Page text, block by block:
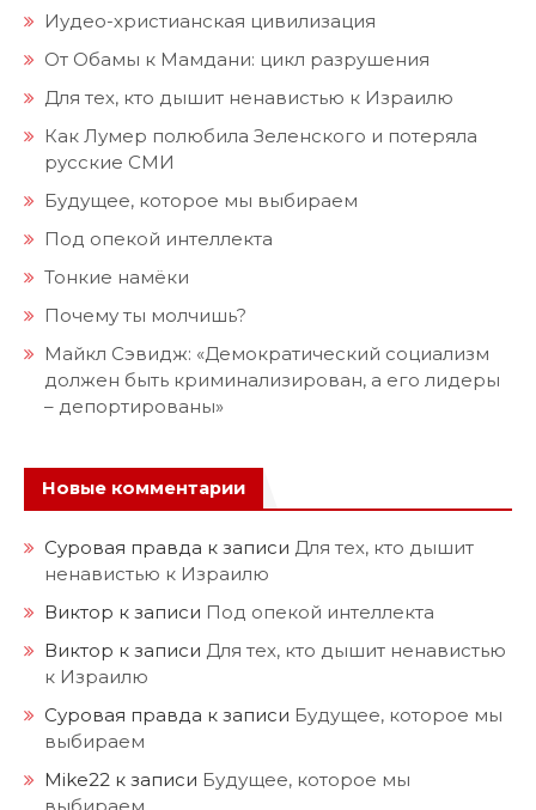
Иудео-христианская цивилизация
От Обамы к Мамдани: цикл разрушения
Для тех, кто дышит ненавистью к Израилю
Как Лумер полюбила Зеленского и потеряла
русские СМИ
Будущее, которое мы выбираем
Под опекой интеллекта
Тонкие намёки
Почему ты молчишь?
Майкл Сэвидж: «Демократический социализм
должен быть криминализирован, а его лидеры
– депортированы»
Новые комментарии
Суровая правда к записи Для тех, кто дышит
ненавистью к Израилю
Виктор к записи Под опекой интеллекта
Виктор к записи Для тех, кто дышит ненавистью
к Израилю
Суровая правда к записи Будущее, которое мы
выбираем
Mike22 к записи Будущее, которое мы